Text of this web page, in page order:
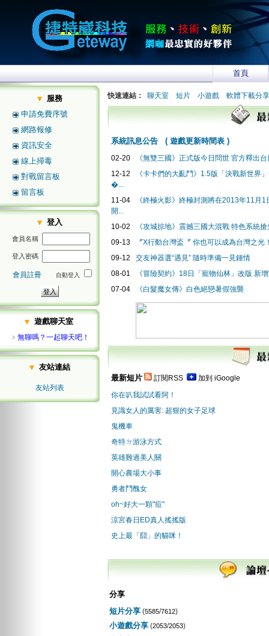
首頁
服務
申請免費序號
網路報修
資訊安全
線上掃毒
對戰留言板
留言板
登入
會員名稱
登入密碼
會員註冊 自動登入
遊戲聊天室
﹥ 無聊嗎？一起聊天吧！
友站連結
友站列表
快速連結： 聊天室 短片 小遊戲 軟體下載分享
系統訊息公告 ( 遊戲更新時間表 )
02-20
《無雙三國》正式版今日問世 官方釋出
12-12
《卡卡們的大亂鬥》1.5版「決戰新世界
�...
11-04
《終極火影》終極封測將在2013年11月
開...
10-02
《攻城掠地》震撼三國大混戰 特色系統
09-13
〞X行動台灣盃〞 你也可以成為台灣之光
09-12 交友神器選“遇見” 隨時準備一見鍾情
08-01
《冒險契約》18日「寵物仙林」改版 新
07-04
《白髮魔女傳》白色絕戀暑假強襲
最新短片 訂閱RSS
加到 iGoogle
你在叭我試試看阿！
見識女人的厲害: 超狠的女子足球
鬼機車
奇特ㄉ游泳方式
英雄難過美人關
開心農場大小事
勇者鬥醜女
oh~好大一顆"痘"
涼宮春日ED真人搖搖版
史上最「囧」的貓咪！
分享
短片分享 (5585/7612)
小遊戲分享 (2053/2053)